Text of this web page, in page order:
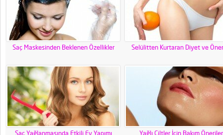
Saç Maskesinden Beklenen Özellikler Selülitten Kurtaran Diyet ve
Saç Yağlanmasında Etkili Ev Yapımı
Yağlı Ciltler İçin Bakım